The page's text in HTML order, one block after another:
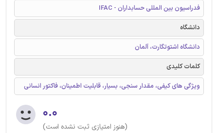
فدراسیون بین المللی حسابداران - IFAC
دانشگاه
دانشگاه اشتوتگارت، آلمان
کلمات کلیدی
ویژگی های کیفی، مقدار سنجی، بسیار، قابلیت اطمینان، فاکتور انسانی
۰.۰
(هنوز امتیازی ثبت نشده است)